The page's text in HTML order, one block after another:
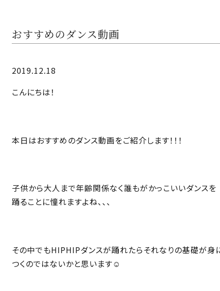
おすすめのダンス動画
2019.12.18
こんにちは！
本日はおすすめのダンス動画をご紹介します！！！
子供から大人まで年齢関係なく誰もがかっこいいダンスを
踊ることに憧れますよね、、、
その中でもHIPHIPダンスが踊れたらそれなりの基礎が身
つくのではないかと思います☺️